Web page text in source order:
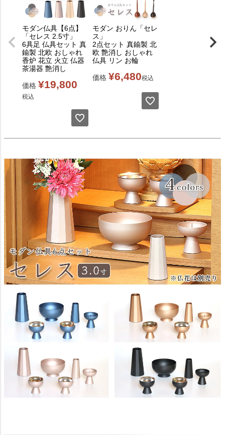
モダン仏具【6点】
「セレス 2.5寸」
6具足 仏具セット 真
鍮製 北欧 おしゃれ
香炉 花立 火立 仏器
茶湯器 艶消し
価格 ¥19,800
税込
モダン おりん「セレ
ス」
2点セット 真鍮製 北
欧 艶消し おしゃれ
仏具 リン お輪
価格 ¥6,480税込